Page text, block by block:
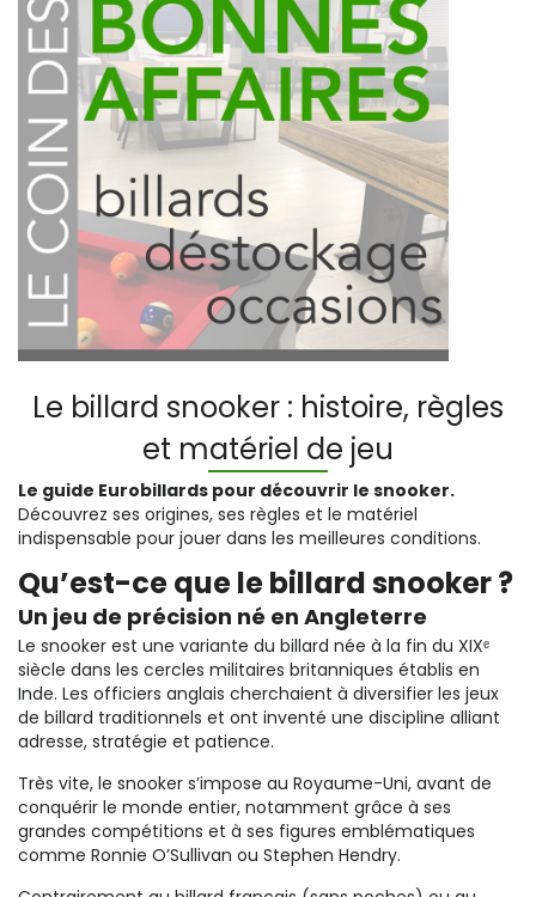
Le billard snooker : histoire, règles
et matériel de jeu
Le guide Eurobillards pour découvrir le snooker.
Découvrez ses origines, ses règles et le matériel
indispensable pour jouer dans les meilleures conditions.
Qu’est-ce que le billard snooker ?
Un jeu de précision né en Angleterre
Le snooker est une variante du billard née à la fin du XIXᵉ
siècle dans les cercles militaires britanniques établis en
Inde. Les officiers anglais cherchaient à diversifier les jeux
de billard traditionnels et ont inventé une discipline alliant
adresse, stratégie et patience.
Très vite, le snooker s’impose au Royaume-Uni, avant de
conquérir le monde entier, notamment grâce à ses
grandes compétitions et à ses figures emblématiques
comme Ronnie O’Sullivan ou Stephen Hendry.